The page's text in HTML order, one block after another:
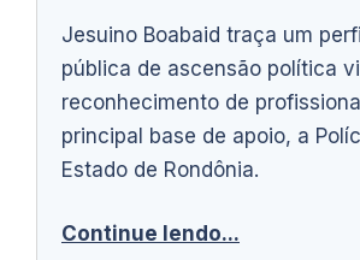
Jesuino Boabaid traça um
pública de ascensão política
reconhecimento de
principal base de apoio, a
Estado de Rondônia.
Continue lendo...